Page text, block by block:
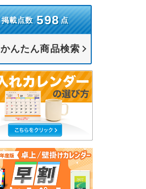
掲載点数 598点
かんたん商品検索